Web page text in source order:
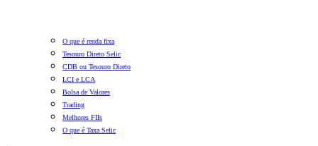
O que é renda fixa
Tesouro Direto Selic
CDB ou Tesouro Direto
LCI e LCA
Bolsa de Valores
Trading
Melhores FIIs
O que é Taxa Selic